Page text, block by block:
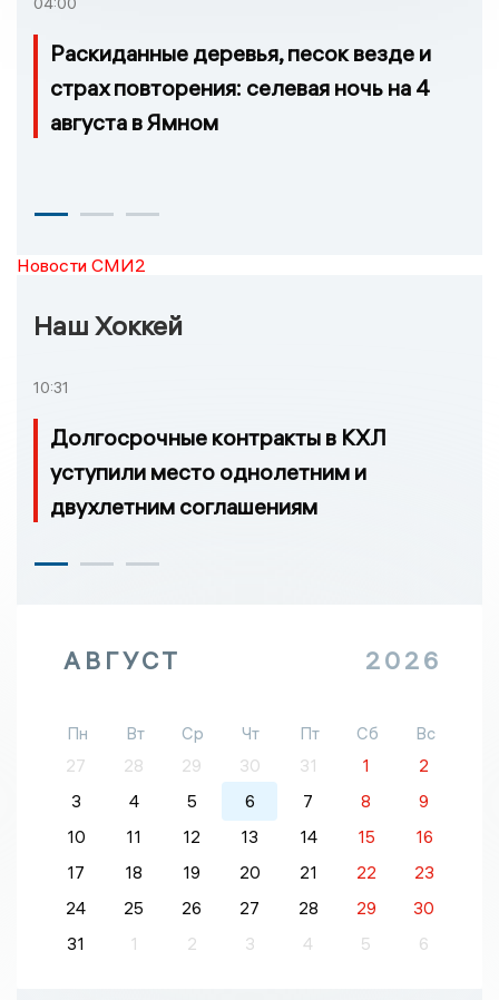
Раскиданные деревья, песок везде и
страх повторения: селевая ночь на 4
августа в Ямном
Новости СМИ2
Наш Хоккей
10:31
Долгосрочные контракты в КХЛ
уступили место однолетним и
двухлетним соглашениям
АВГУСТ 2026
Пн Вт Ср Чт Пт Сб
Вс
27
28 29 30 31 1
2
3
4 5 6 7 8
9
10
11 12 13 14 15
16
17
18 19 20 21 22
23
24
25 26 27 28 29
30
31
1 2 3 4 5 6